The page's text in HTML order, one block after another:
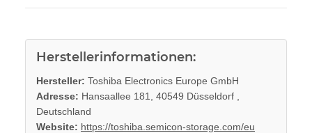
Herstellerinformationen:
Hersteller: Toshiba Electronics Europe GmbH
Adresse: Hansaallee 181, 40549 Düsseldorf ,
Deutschland
Website: https://toshiba.semicon-storage.com/eu